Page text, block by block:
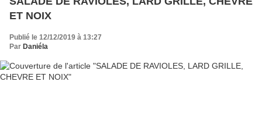
ET NOIX
Publié le 12/12/2019 à 13:27
Par Daniéla